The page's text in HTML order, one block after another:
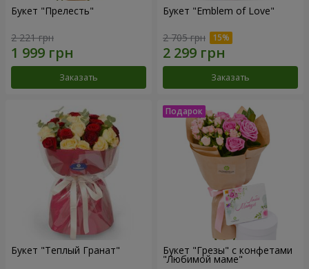
Букет "Прелесть"
2 221 грн
Заказать
Букет "Emblem of Love"
2 705 грн
Заказать
Букет "Теплый Гранат" Букет "Грезы" с конфетами
"Любимой маме"